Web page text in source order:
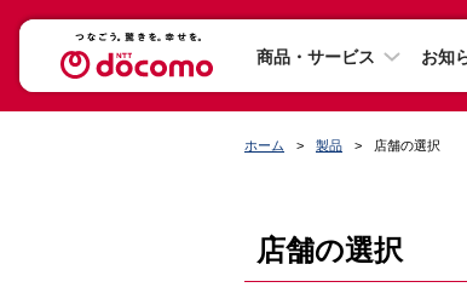
商品・サービス お知
ホーム 製品 店舗の選択
店舗の選択